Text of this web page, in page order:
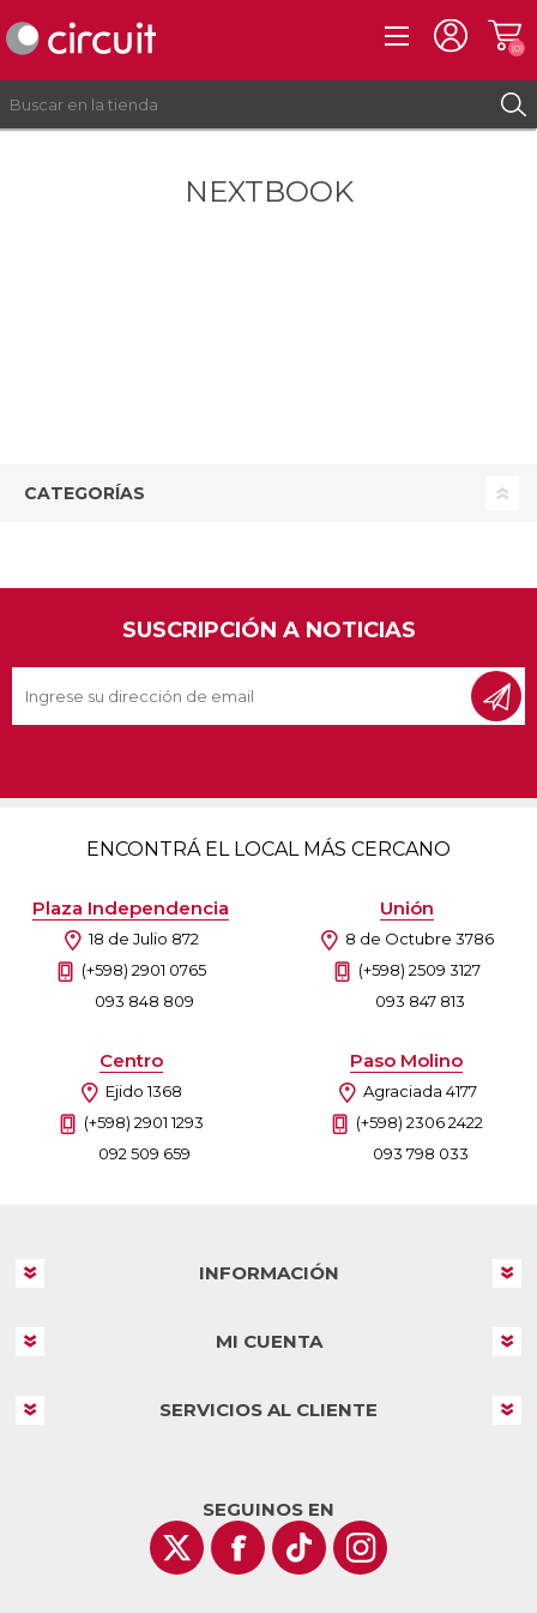
(0)
NEXTBOOK
CATEGORÍAS
SUSCRIPCIÓN A NOTICIAS
ENCONTRÁ EL LOCAL MÁS CERCANO
Plaza Independencia
18 de Julio 872
(+598) 2901 0765
093 848 809
Unión
8 de Octubre 3786
(+598) 2509 3127
093 847 813
Centro
Ejido 1368
(+598) 2901 1293
092 509 659
Paso Molino
Agraciada 4177
(+598) 2306 2422
093 798 033
INFORMACIÓN
MI CUENTA
SERVICIOS AL CLIENTE
SEGUINOS EN